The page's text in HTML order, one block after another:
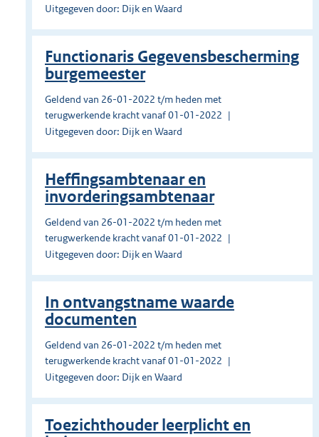
Uitgegeven door: Dijk en Waard
Functionaris Gegevensbescherming
burgemeester
Geldend van 26-01-2022 t/m heden met
terugwerkende kracht vanaf 01-01-2022
Uitgegeven door: Dijk en Waard
Heffingsambtenaar en
invorderingsambtenaar
Geldend van 26-01-2022 t/m heden met
terugwerkende kracht vanaf 01-01-2022
Uitgegeven door: Dijk en Waard
In ontvangstname waarde
documenten
Geldend van 26-01-2022 t/m heden met
terugwerkende kracht vanaf 01-01-2022
Uitgegeven door: Dijk en Waard
Toezichthouder leerplicht en